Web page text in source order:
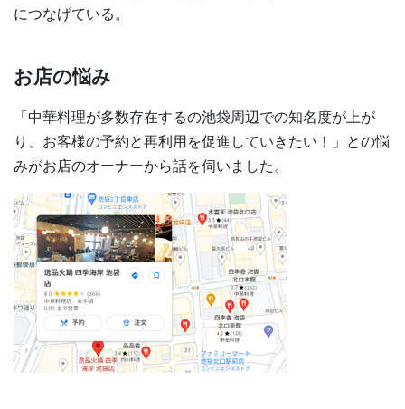
につなげている。
お店の悩み
「中華料理が多数存在するの池袋周辺での知名度が上が
り、お客様の予約と再利用を促進していきたい！」との悩
みがお店のオーナーから話を伺いました。